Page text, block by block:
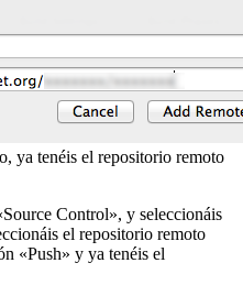
ya tenéis el repositorio remoto
Control», y seleccionáis
el repositorio remoto
«Push» y ya tenéis el